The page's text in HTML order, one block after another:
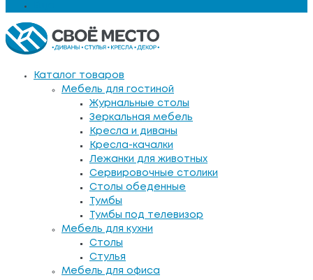
Каталог товаров
Мебель для гостиной
Журнальные столы
Зеркальная мебель
Кресла и диваны
Кресла-качалки
Лежанки для животных
Сервировочные столики
Столы обеденные
Тумбы
Тумбы под телевизор
Мебель для кухни
Столы
Стулья
Мебель для офиса